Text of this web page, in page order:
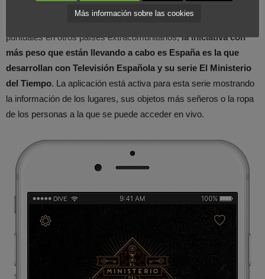
puntuales en otros países extracomunitarios,la iniciativa con
más peso que están llevando a cabo es España es la que
desarrollan con Televisión Española y su serie El Ministerio
del Tiempo. La aplicación está activa para esta serie mostrando
la información de los lugares, sus objetos más señeros o la ropa
de los personas a la que se puede acceder en vivo.
Más información sobre las cookies